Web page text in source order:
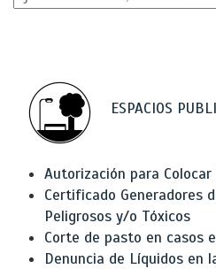
ESPACIOS
Autorización para
Certificado Generadores
Peligrosos y/o Tóxicos
Corte de pasto en casos
Denuncia de Líquidos en